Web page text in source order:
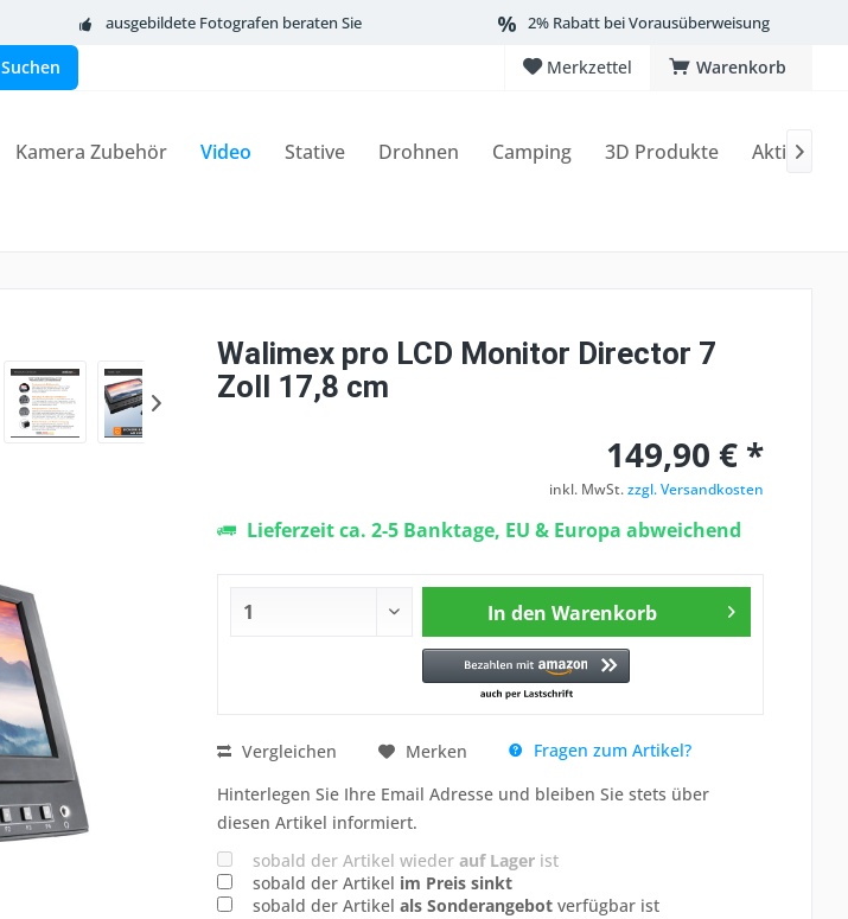
ausgebildete Fotografen beraten Sie 2% Rabatt bei Vorausüberweisung
Warenkorb
Merkzettel
Suchen
Kamera Zubehör Video Stative Drohnen Camping 3D Produkte Aktionen

Walimex pro LCD Monitor Director 7
Zoll 17,8 cm
149,90 € *
inkl. MwSt.zzgl. Versandkosten
Lieferzeit ca. 2-5 Banktage, EU & Europa abweichend
In den Warenkorb
Vergleichen Merken
Fragen zum Artikel?
Hinterlegen Sie Ihre Email Adresse und bleiben Sie stets über
diesen Artikel informiert.
sobald der Artikel wieder auf Lagerist
sobald der Artikel im Preis sinkt
sobald der Artikel als Sonderangebotverfügbar ist